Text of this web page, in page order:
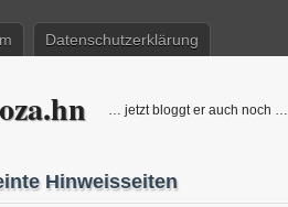
Datenschutzerklärung
… jetzt bloggt er auch noch …
Hinweisseiten